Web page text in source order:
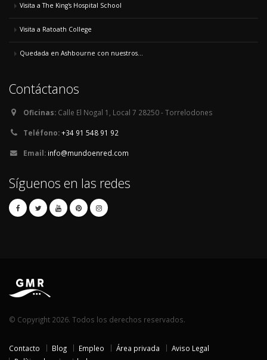
Visita a The King's Hospital School
Visita a Ratoath College
Quedada en Ashbourne con nuestros...
Contáctanos
Oficinas: Calle El Nogal 1, Local 7 28250 - Torrelodones
Teléfono:+34 91 548 91 92
Email: info@mundoenred.com
Síguenos en las redes
© Copyright 2026. Todos los derechos reservados.
Contacto Blog Empleo Área privada
Aviso Legal